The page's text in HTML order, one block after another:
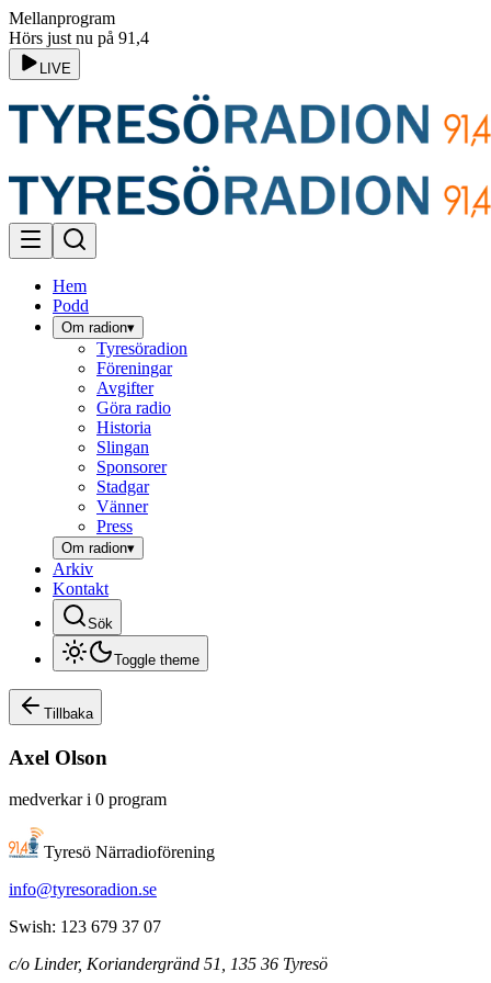
Mellanprogram
Hörs just nu på 91,4
LIVE
Hem
Podd
Om radion▾
Tyresöradion
Föreningar
Avgifter
Göra radio
Historia
Slingan
Sponsorer
Stadgar
Vänner
Press
Om radion▾
Arkiv
Kontakt
Sök
Toggle theme
Tillbaka
Axel Olson
medverkar i 0 program
Tyresö Närradioförening
info@tyresoradion.se
Swish: 123 679 37 07
c/o Linder, Koriandergränd 51, 135 36 Tyresö